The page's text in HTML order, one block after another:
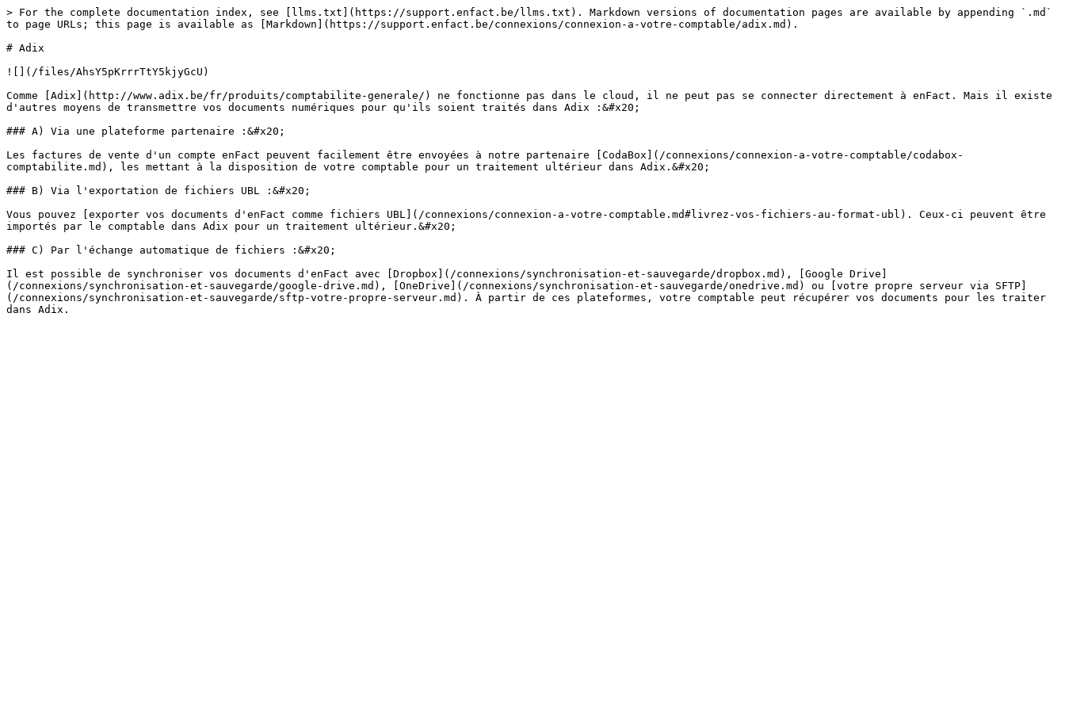
> For the complete documentation index, see [llms.txt](https://support.enfact.be/llms.txt). Markdown versions of documentation pages are available by appending `.md`
to page URLs; this page is available as [Markdown](https://support.enfact.be/connexions/connexion-a-votre-comptable/adix.md).
# Adix
![](/files/AhsY5pKrrrTtY5kjyGcU)
Comme [Adix](http://www.adix.be/fr/produits/comptabilite-generale/) ne fonctionne pas dans le cloud, il ne peut pas se connecter directement à enFact. Mais il existe
d'autres moyens de transmettre vos documents numériques pour qu'ils soient traités dans Adix :&#x20;
### A) Via une plateforme partenaire :&#x20;
Les factures de vente d'un compte enFact peuvent facilement être envoyées à notre partenaire [CodaBox](/connexions/connexion-a-votre-comptable/codabox-
comptabilite.md), les mettant à la disposition de votre comptable pour un traitement ultérieur dans Adix.&#x20;
### B) Via l'exportation de fichiers UBL :&#x20;
Vous pouvez [exporter vos documents d'enFact comme fichiers UBL](/connexions/connexion-a-votre-comptable.md#livrez-vos-fichiers-au-format-ubl). Ceux-ci peuvent être
importés par le comptable dans Adix pour un traitement ultérieur.&#x20;
### C) Par l'échange automatique de fichiers :&#x20;
Il est possible de synchroniser vos documents d'enFact avec [Dropbox](/connexions/synchronisation-et-sauvegarde/dropbox.md), [Google Drive]
(/connexions/synchronisation-et-sauvegarde/google-drive.md), [OneDrive](/connexions/synchronisation-et-sauvegarde/onedrive.md) ou [votre propre serveur via SFTP]
(/connexions/synchronisation-et-sauvegarde/sftp-votre-propre-serveur.md). À partir de ces plateformes, votre comptable peut récupérer vos documents pour les traiter